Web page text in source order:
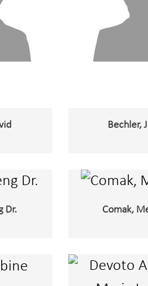
Bechler,
Dr. Comak,